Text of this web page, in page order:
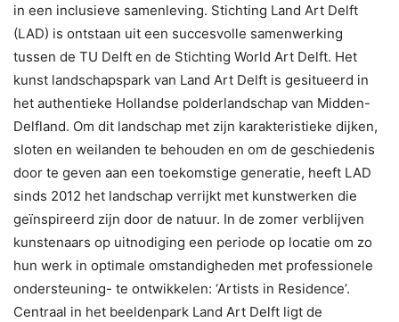
in een inclusieve samenleving. Stichting Land Art Delft
(LAD) is ontstaan uit een succesvolle samenwerking
tussen de TU Delft en de Stichting World Art Delft. Het
kunst landschapspark van Land Art Delft is gesitueerd in
het authentieke Hollandse polderlandschap van Midden-
Delfland. Om dit landschap met zijn karakteristieke dijken,
sloten en weilanden te behouden en om de geschiedenis
door te geven aan een toekomstige generatie, heeft LAD
sinds 2012 het landschap verrijkt met kunstwerken die
geïnspireerd zijn door de natuur. In de zomer verblijven
kunstenaars op uitnodiging een periode op locatie om zo
hun werk in optimale omstandigheden met professionele
ondersteuning- te ontwikkelen: ‘Artists in Residence’.
Centraal in het beeldenpark Land Art Delft ligt de